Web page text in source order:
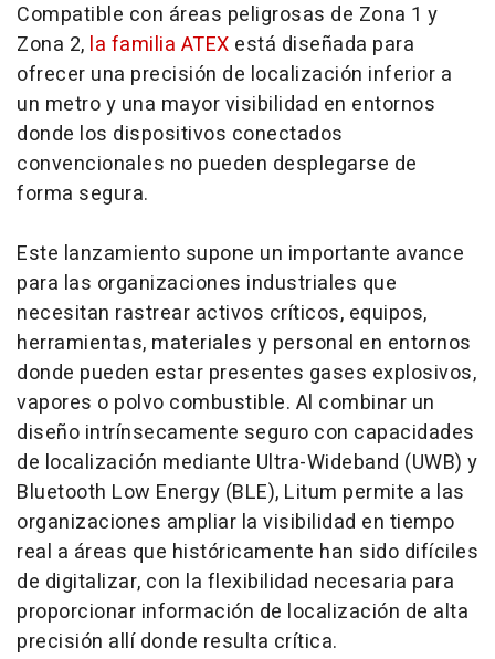
Compatible con áreas peligrosas de Zona 1 y
Zona 2, la familia ATEX está diseñada para
ofrecer una precisión de localización inferior a
un metro y una mayor visibilidad en entornos
donde los dispositivos conectados
convencionales no pueden desplegarse de
forma segura.
Este lanzamiento supone un importante avance
para las organizaciones industriales que
necesitan rastrear activos críticos, equipos,
herramientas, materiales y personal en entornos
donde pueden estar presentes gases explosivos,
vapores o polvo combustible. Al combinar un
diseño intrínsecamente seguro con capacidades
de localización mediante Ultra-Wideband (UWB) y
Bluetooth Low Energy (BLE), Litum permite a las
organizaciones ampliar la visibilidad en tiempo
real a áreas que históricamente han sido difíciles
de digitalizar, con la flexibilidad necesaria para
proporcionar información de localización de alta
precisión allí donde resulta crítica.